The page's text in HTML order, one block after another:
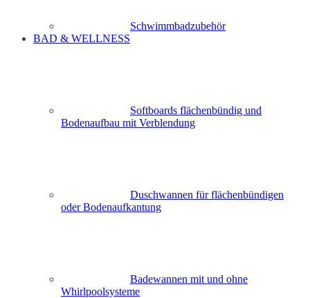
Schwimmbadzubehör
BAD & WELLNESS
Softboards flächenbündig und
Bodenaufbau mit Verblendung
Duschwannen für flächenbündigen
oder Bodenaufkantung
Badewannen mit und ohne
Whirlpoolsysteme